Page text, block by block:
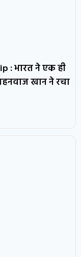
: भारत ने एक ही
खान ने रचा